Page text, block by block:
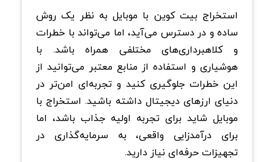
استخراج بیت کوین با موبایل به نظر یک روش
ساده و در دسترس می‌آید، اما می‌تواند با خطرات
و کلاهبرداری‌های مختلفی همراه باشد. با
هوشیاری و استفاده از منابع معتبر می‌توانید از
این خطرات جلوگیری کنید و تجربه‌ای امن‌تر در
دنیای ارزهای دیجیتال داشته باشید. استخراج با
موبایل شاید برای تجربه اولیه جذاب باشد، اما
برای درآمدزایی واقعی، به سرمایه‌گذاری در
تجهیزات حرفه‌ای نیاز دارید.